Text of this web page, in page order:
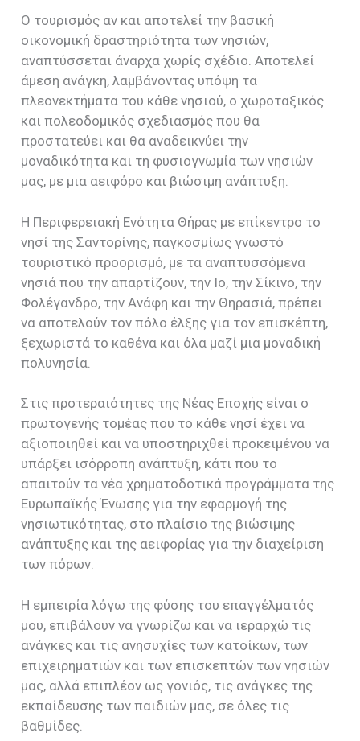
Ο τουρισμός αν και αποτελεί την βασική
οικονομική δραστηριότητα των νησιών,
αναπτύσσεται άναρχα χωρίς σχέδιο. Αποτελεί
άμεση ανάγκη, λαμβάνοντας υπόψη τα
πλεονεκτήματα του κάθε νησιού, ο χωροταξικός
και πολεοδομικός σχεδιασμός που θα
προστατεύει και θα αναδεικνύει την
μοναδικότητα και τη φυσιογνωμία των νησιών
μας, με μια αειφόρο και βιώσιμη ανάπτυξη.
Η Περιφερειακή Ενότητα Θήρας με επίκεντρο το
νησί της Σαντορίνης, παγκοσμίως γνωστό
τουριστικό προορισμό, με τα αναπτυσσόμενα
νησιά που την απαρτίζουν, την Ιο, την Σίκινο, την
Φολέγανδρο, την Ανάφη και την Θηρασιά, πρέπει
να αποτελούν τον πόλο έλξης για τον επισκέπτη,
ξεχωριστά το καθένα και όλα μαζί μια μοναδική
πολυνησία.
Στις προτεραιότητες της Νέας Εποχής είναι ο
πρωτογενής τομέας που το κάθε νησί έχει να
αξιοποιηθεί και να υποστηριχθεί προκειμένου να
υπάρξει ισόρροπη ανάπτυξη, κάτι που το
απαιτούν τα νέα χρηματοδοτικά προγράμματα της
Ευρωπαϊκής Ένωσης για την εφαρμογή της
νησιωτικότητας, στο πλαίσιο της βιώσιμης
ανάπτυξης και της αειφορίας για την διαχείριση
των πόρων.
Η εμπειρία λόγω της φύσης του επαγγέλματός
μου, επιβάλουν να γνωρίζω και να ιεραρχώ τις
ανάγκες και τις ανησυχίες των κατοίκων, των
επιχειρηματιών και των επισκεπτών των νησιών
μας, αλλά επιπλέον ως γονιός, τις ανάγκες της
εκπαίδευσης των παιδιών μας, σε όλες τις
βαθμίδες.